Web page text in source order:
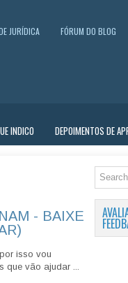
JURÍDICA FÓRUM DO BLOG
INDICO DEPOIMENTOS DE
- BAIXE
isso vou
que vão ajudar ...